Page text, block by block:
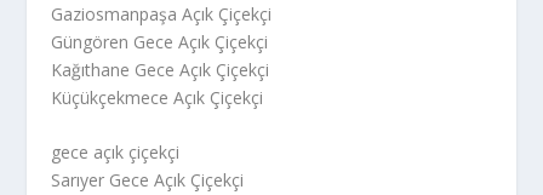
Gaziosmanpaşa Açık Çiçekçi
Güngören Gece Açık Çiçekçi
Kağıthane Gece Açık Çiçekçi
Küçükçekmece Açık Çiçekçi
gece açık çiçekçi
Sarıyer Gece Açık Çiçekçi